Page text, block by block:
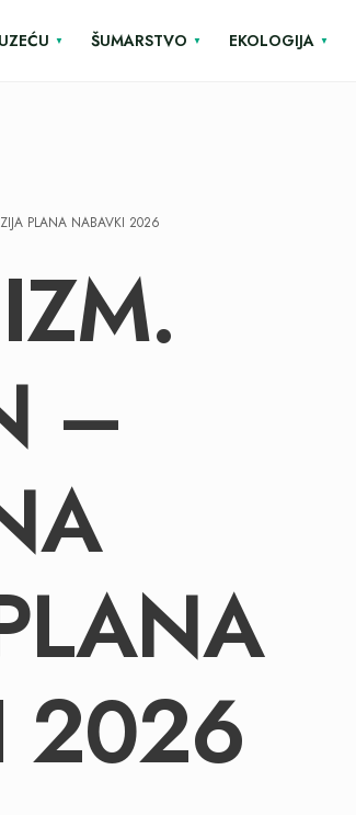
ŠUMARSTVO EKOLOGIJA
PLANA NABAVKI 2026
–
2026